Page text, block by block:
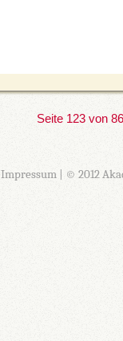
Seite 123 von
Impressum| © 2012